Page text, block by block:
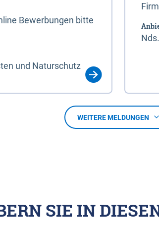
Bewerbungen bitte
und Naturschutz
WEITERE MELDUNGEN
SIE IN